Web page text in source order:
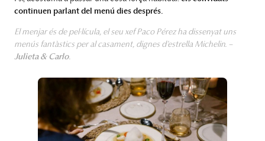
continuen parlant del menú dies després.
El menjar és de pel·lícula, el seu xef Paco Pérez ha dissenyat uns
menús fantàstics per al casament, dignes d’estrella Michelin. –
Julieta & Carlo.